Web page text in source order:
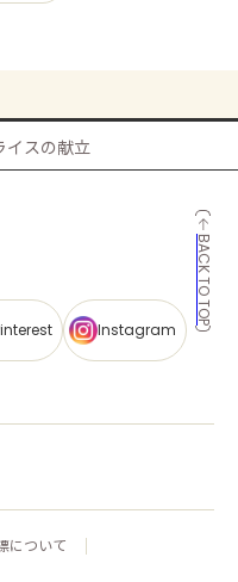
イスの献立
BACK TO TOP
Instagram
について